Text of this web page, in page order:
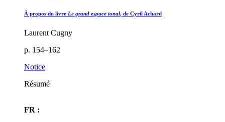
À propos du livre Le grand espace tonal, de Cyril Achard
Laurent Cugny
p. 154–162
Notice
Résumé
FR :